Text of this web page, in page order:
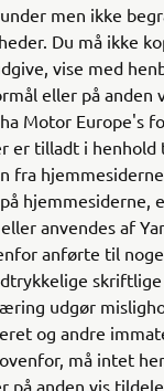
men ikke
Du må ikke
vise med
eller på anden
Motor Europe's
er tilladt i
fra
anvendes af
anførte til
udgør
og andre
må intet
på anden vis